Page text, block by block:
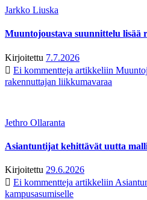
Jarkko Liuska
Muuntojoustava suunnittelu
Kirjoitettu 7.7.2026
Ei kommentteja artikkeliin
rakennuttajan liikkumavaraa
Jethro Ollaranta
Asiantuntijat kehittävät uutta
Kirjoitettu 29.6.2026
Ei kommentteja artikkeliin
kampusasumiselle